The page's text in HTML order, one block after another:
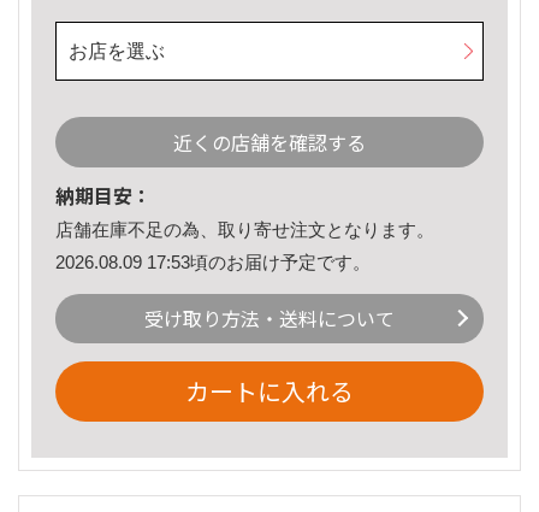
お店を選ぶ
近くの店舗を確認する
納期目安：
店舗在庫不足の為、取り寄せ注文となります。
2026.08.09 17:53頃のお届け予定です。
受け取り方法・送料について
カートに入れる